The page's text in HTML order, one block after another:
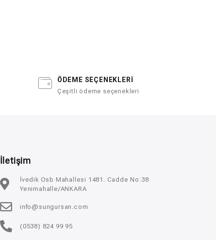
ÖDEME SEÇENEKLERİ
Çeşitli ödeme seçenekleri
İletişim
İvedik Osb Mahallesi 1481. Cadde No:38
Yenimahalle/ANKARA
info@sungursan.com
(0538) 824 99 95